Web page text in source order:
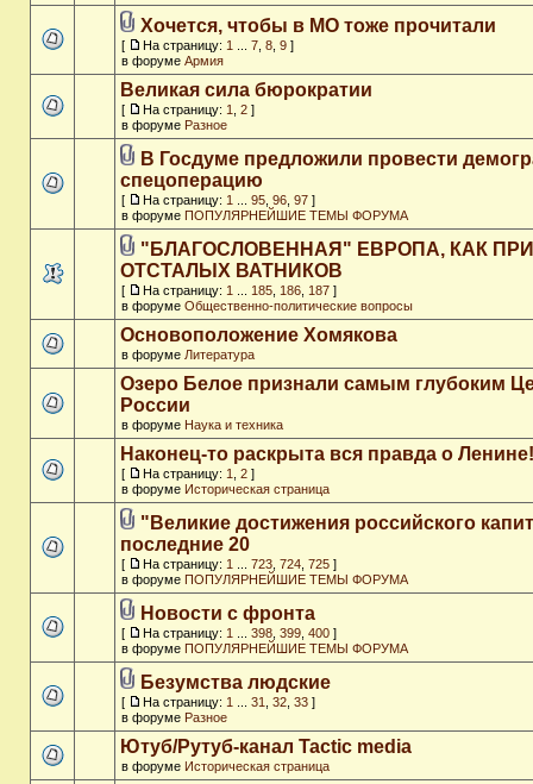
Хочется, чтобы в МО тоже прочитали
[ На страницу: 1 7 8 9 ]
в форуме Армия
Великая сила бюрократии
[ На страницу: 1 2 ]
в форуме Разное
В Госдуме предложили провести
спецоперацию
[ На страницу: 1 95 96 97 ]
в форуме ПОПУЛЯРНЕЙШИЕ ТЕМЫ ФОРУМА
"БЛАГОСЛОВЕННАЯ" ЕВРОПА, КАК
ОТСТАЛЫХ ВАТНИКОВ
[ На страницу: 1 185 186 187 ]
в форуме Общественно-политические вопросы
Основоположение Хомякова
в форуме Литература
Озеро Белое признали самым глубоким
России
в форуме Наука и техника
Наконец-то раскрыта вся правда о Ленине!
[ На страницу: 1 2 ]
в форуме Историческая страница
"Великие достижения российского
последние 20
[ На страницу: 1 723 724 725 ]
в форуме ПОПУЛЯРНЕЙШИЕ ТЕМЫ ФОРУМА
Новости с фронта
[ На страницу: 1 398 399 400 ]
в форуме ПОПУЛЯРНЕЙШИЕ ТЕМЫ ФОРУМА
Безумства людские
[ На страницу: 1 31 32 33 ]
в форуме Разное
Ютуб/Рутуб-канал Tactic media
в форуме Историческая страница